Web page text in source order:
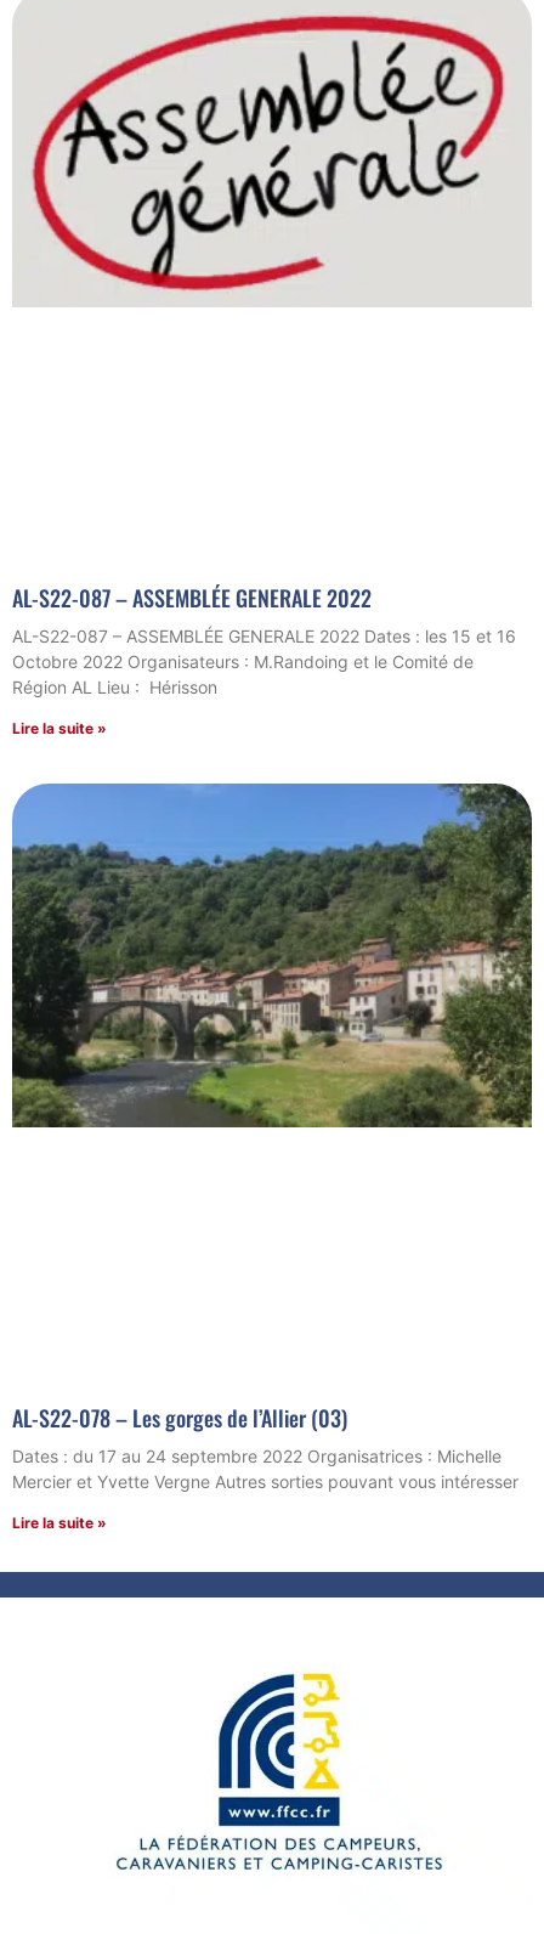
AL-S22-087 – ASSEMBLÉE GENERALE 2022
AL-S22-087 – ASSEMBLÉE GENERALE 2022 Dates : les 15 et 16
Octobre 2022 Organisateurs : M.Randoing et le Comité de
Région AL Lieu : Hérisson
Lire la suite »
AL-S22-078 – Les gorges de l’Allier (03)
Dates : du 17 au 24 septembre 2022 Organisatrices : Michelle
Mercier et Yvette Vergne Autres sorties pouvant vous intéresser
Lire la suite »